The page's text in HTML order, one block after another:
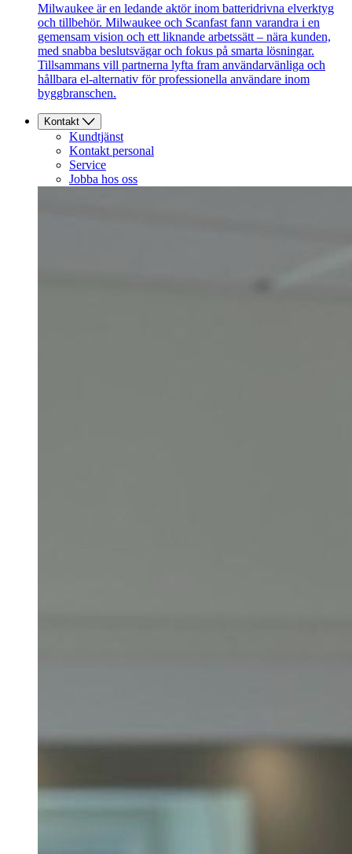
Milwaukee är en ledande aktör inom batteridrivna elverktyg
och tillbehör. Milwaukee och Scanfast fann varandra i en
gemensam vision och ett liknande arbetssätt – nära kunden,
med snabba beslutsvägar och fokus på smarta lösningar.
Tillsammans vill partnerna lyfta fram användarvänliga och
hållbara el-alternativ för professionella användare inom
byggbranschen.
Kontakt
Kundtjänst
Kontakt personal
Service
Jobba hos oss